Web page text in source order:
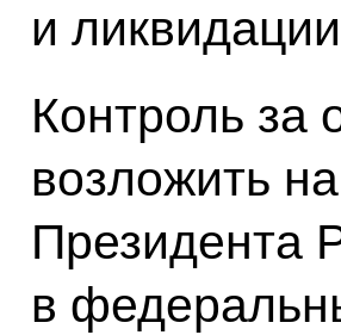
и
Контроль за
возложить
Президента
в